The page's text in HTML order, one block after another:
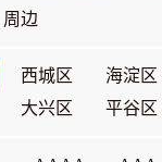
周边
西城区
海淀区
大兴区 平谷区